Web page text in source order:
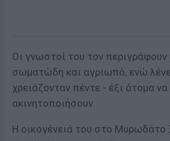
Οι γνωστοί του τον
σωματώδη και αγριωπό, ενώ λένε
χρειάζονταν πέντε - έξι άτομα να
ακινητοποιήσουν.
Η οικογένειά του στο